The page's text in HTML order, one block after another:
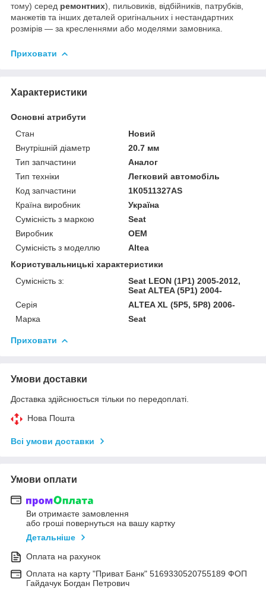
тому) серед ремонтних), пильовиків, відбійників, патрубків,
манжетів та інших деталей оригінальних і нестандартних
розмірів — за кресленнями або моделями замовника.
Приховати
Характеристики
Основні атрибути
Стан
Новий
Внутрішній діаметр
20.7 мм
Тип запчастини
Аналог
Тип техніки
Легковий автомобіль
Код запчастини
1К0511327AS
Країна виробник
Україна
Сумісність з маркою
Seat
Виробник
OEM
Сумісність з моделлю
Altea
Користувальницькі характеристики
Сумісність з:
Seat LEON (1P1) 2005-2012,
Seat ALTEA (5P1) 2004-
Серія
ALTEA XL (5P5, 5P8) 2006-
Марка
Seat
Приховати
Умови доставки
Доставка здійснюється тільки по передоплаті.
Нова Пошта
Всі умови доставки
Умови оплати
Ви отримаєте замовлення
або гроші повернуться на вашу картку
Детальніше
Оплата на рахунок
Оплата на карту "Приват Банк" 5169330520755189 ФОП
Гайдачук Богдан Петрович